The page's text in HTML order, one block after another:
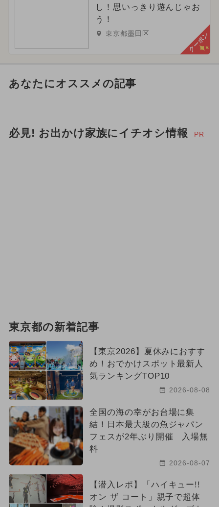
し！思いっきり遊んじゃお
う！
東京都墨田区 クーポン
あなたにオススメの記事
必見! お出かけ家族にイチオシ情報 PR
東京都の新着記事
【東京2026】夏休みにおすす
め！おでかけスポット最新人
気ランキングTOP10
2026-08-08
全国の海の幸がお台場に集
結！日本最大級の魚ジャパン
フェスが2年ぶり開催 入場無
料
2026-08-07
【潜入レポ】「ハイキュー!!
オン ザ コート」親子で超体